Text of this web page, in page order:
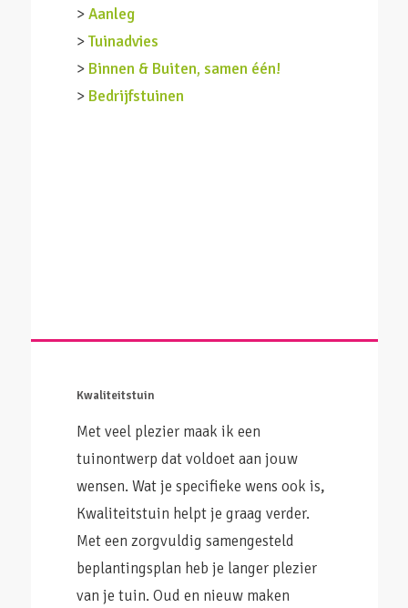
>Aanleg
>Tuinadvies
> Binnen & Buiten, samen één!
> Bedrijfstuinen
Kwaliteitstuin
Met veel plezier maak ik een
tuinontwerp dat voldoet aan jouw
wensen. Wat je specifieke wens ook is,
Kwaliteitstuin helpt je graag verder.
Met een zorgvuldig samengesteld
beplantingsplan heb je langer plezier
van je tuin. Oud en nieuw maken